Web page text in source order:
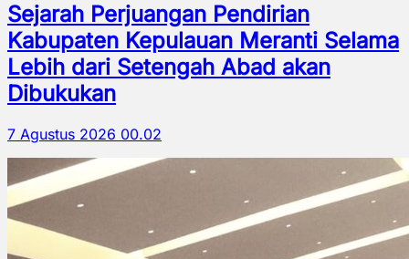
Sejarah Perjuangan Pendirian
Kabupaten Kepulauan Meranti Selama
Lebih dari Setengah Abad akan
Dibukukan
7 Agustus 2026 00.02